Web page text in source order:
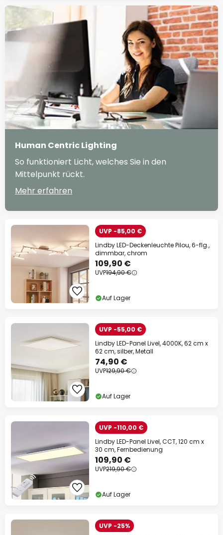
Human Centric Lighting
So funktioniert Licht, welches Sie in den
Mittelpunkt rückt.
Mehr erfahren
UVP -85,00 €
Lindby LED-Deckenleuchte Pilou, 6-flg.,
dimmbar, chrom
109,90 €
UVP194,90 €
Auf Lager
UVP -55,00 €
Lindby LED-Panel Livel, 4000K, 62 cm x
62 cm, silber, Metall
74,90 €
UVP129,90 €
Auf Lager
UVP -110,00 €
Lindby LED-Panel Livel, CCT, 120 cm x
30 cm, Fernbedienung
109,90 €
UVP219,90 €
Auf Lager
UVP -25%